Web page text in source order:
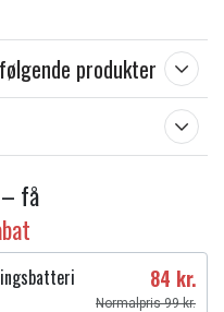
produkter
få
84 kr.
Normalpris 99 kr.